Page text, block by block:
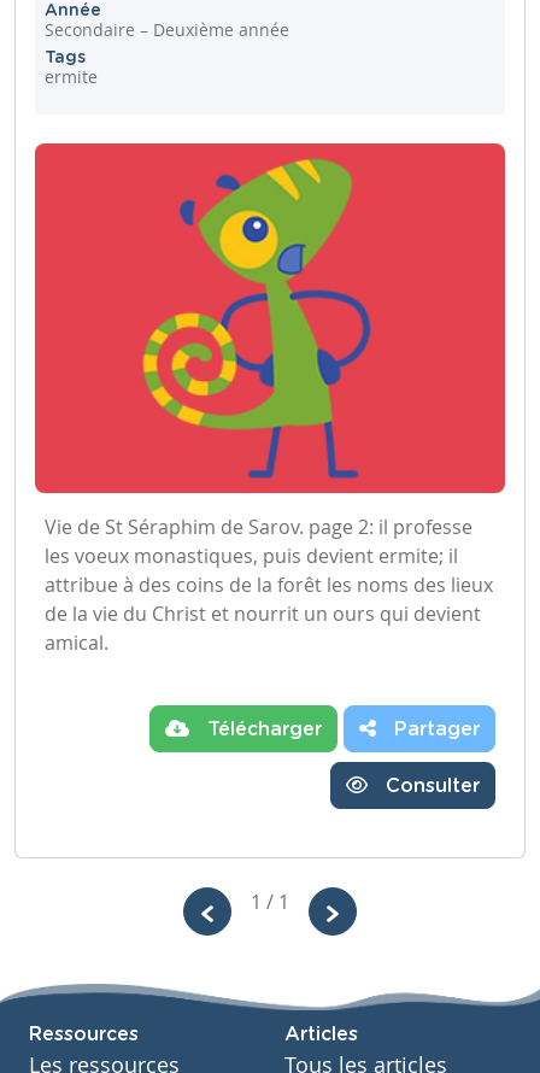
Année
Secondaire – Deuxième année
Tags
ermite
Vie de St Séraphim de Sarov. page 2: il professe
les voeux monastiques, puis devient ermite; il
attribue à des coins de la forêt les noms des lieux
de la vie du Christ et nourrit un ours qui devient
amical.
Télécharger Partager
Consulter
1 / 1
Ressources
Les ressources
Articles
Tous les articles